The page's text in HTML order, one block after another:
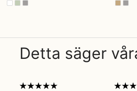
Detta säger